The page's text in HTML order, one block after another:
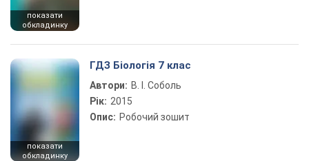
показати
обкладинку
показати
обкладинку
ГДЗ Біологія 7 клас
Автори: В. І. Соболь
Рік: 2015
Опис: Робочий зошит